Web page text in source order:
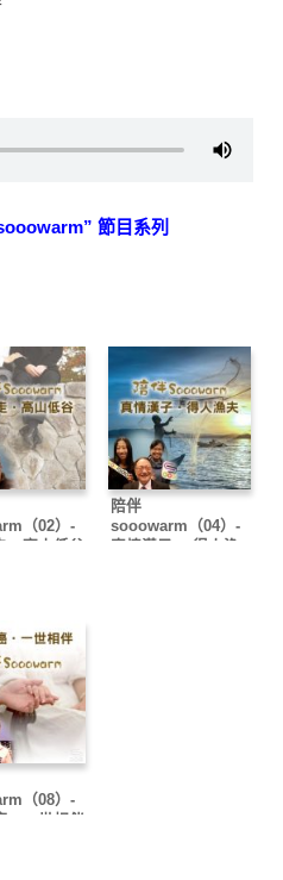
節目系列
（02）-
．高山低谷
陪伴
sooowarm（04）-
真情漢子 ．得人漁
（08）-
．一世相伴